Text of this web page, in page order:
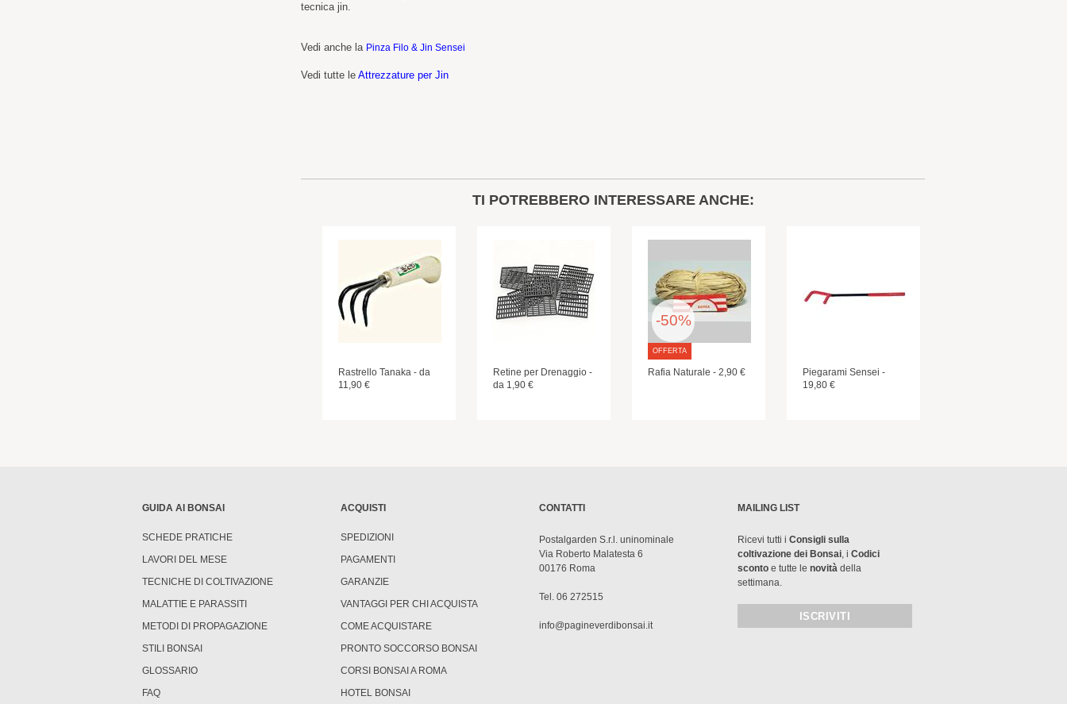
tecnica jin.
Vedi anche la Pinza Filo & Jin Sensei
Vedi tutte le Attrezzature per Jin
TI POTREBBERO INTERESSARE ANCHE:
Rastrello Tanaka - da
11,90 €
Retine per Drenaggio -
da 1,90 €
OFFERTA
-50%
Rafia Naturale - 2,90 €
Piegarami Sensei -
19,80 €
GUIDA AI BONSAI
SCHEDE PRATICHE
LAVORI DEL MESE
TECNICHE DI COLTIVAZIONE
MALATTIE E PARASSITI
METODI DI PROPAGAZIONE
STILI BONSAI
GLOSSARIO
FAQ
ACQUISTI
SPEDIZIONI
PAGAMENTI
GARANZIE
VANTAGGI PER CHI ACQUISTA
COME ACQUISTARE
PRONTO SOCCORSO BONSAI
CORSI BONSAI A ROMA
HOTEL BONSAI
CONTATTI
Postalgarden S.r.l. uninominale
Via Roberto Malatesta 6
00176 Roma
Tel. 06 272515
info@pagineverdibonsai.it
MAILING LIST
Ricevi tutti i Consigli sulla
coltivazione dei Bonsai, i Codici
sconto e tutte le novità della
settimana.